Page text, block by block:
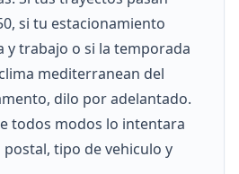
si tu estacionamiento
y trabajo o si la temporada
mediterranean del
dilo por adelantado.
todos modos lo intentara
tipo de vehiculo y